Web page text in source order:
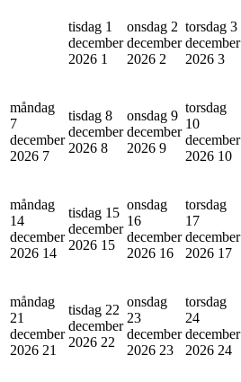
tisdag 1
december
2026 1
onsdag 2
december
2026 2
torsdag 3
december
2026 3
måndag
7
december
2026 7
tisdag 8
december
2026 8
onsdag 9
december
2026 9
torsdag
10
december
2026 10
måndag
14
december
2026 14
tisdag 15
december
2026 15
onsdag
16
december
2026 16
torsdag
17
december
2026 17
måndag
21
december
2026 21
tisdag 22
december
2026 22
onsdag
23
december
2026 23
torsdag
24
december
2026 24